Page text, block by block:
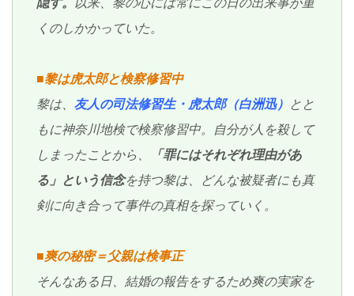
隠す。
以来、黎の心には常にこの日の出来事が重
くのしかかっていた。
■黎は虎太郎と検察修習中
黎は、 友人の司法修習生・虎太郎（白洲迅）
とと
もに神奈川地検で検察修習中。自分が人を殺して
しまったことから、
「罪にはそれぞれ理由があ
る」という信念を持つ黎は、どんな被疑者にも真
剣に向き合って事件の真相を探っていく。
■爽の秘密＝父親は検事正
そんなある日、結婚の報告をするため爽の実家を